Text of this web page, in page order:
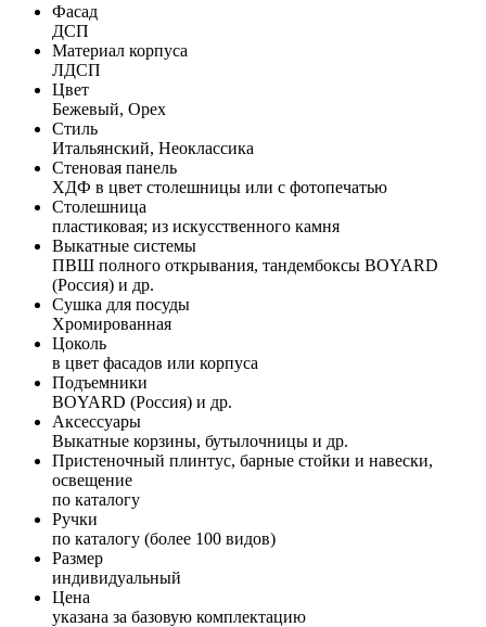
Фасад
ДСП
Материал корпуса
ЛДСП
Цвет
Бежевый, Орех
Стиль
Итальянский, Неоклассика
Стеновая панель
ХДФ в цвет столешницы или с фотопечатью
Столешница
пластиковая; из искусственного камня
Выкатные системы
ПВШ полного открывания, тандембоксы BOYARD
(Россия) и др.
Сушка для посуды
Хромированная
Цоколь
в цвет фасадов или корпуса
Подъемники
BOYARD (Россия) и др.
Аксессуары
Выкатные корзины, бутылочницы и др.
Пристеночный плинтус, барные стойки и навески,
освещение
по каталогу
Ручки
по каталогу (более 100 видов)
Размер
индивидуальный
Цена
указана за базовую комплектацию